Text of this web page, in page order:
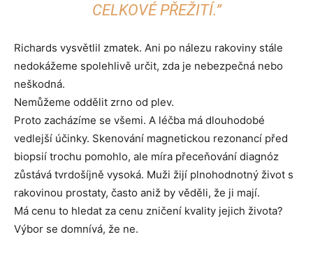
CELKOVÉ PŘEŽITÍ.”
Richards vysvětlil zmatek. Ani po nálezu rakoviny stále
nedokážeme spolehlivě určit, zda je nebezpečná nebo
neškodná.
Nemůžeme oddělit zrno od plev.
Proto zacházíme se všemi. A léčba má dlouhodobé
vedlejší účinky. Skenování magnetickou rezonancí před
biopsií trochu pomohlo, ale míra přeceňování diagnóz
zůstává tvrdošíjně vysoká. Muži žijí plnohodnotný život s
rakovinou prostaty, často aniž by věděli, že ji mají.
Má cenu to hledat za cenu zničení kvality jejich života?
Výbor se domnívá, že ne.